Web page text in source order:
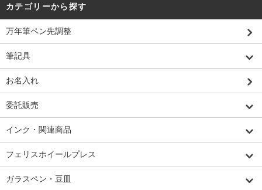
カテゴリーから探す
万年筆ペン先調整
筆記具
お名入れ
委託販売
インク・関連商品
フェリスホイールプレス
ガラスペン・豆皿